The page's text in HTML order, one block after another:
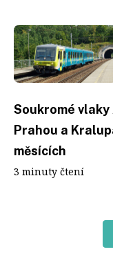
Soukromé
Prahou a
měsících
3 minuty čtení